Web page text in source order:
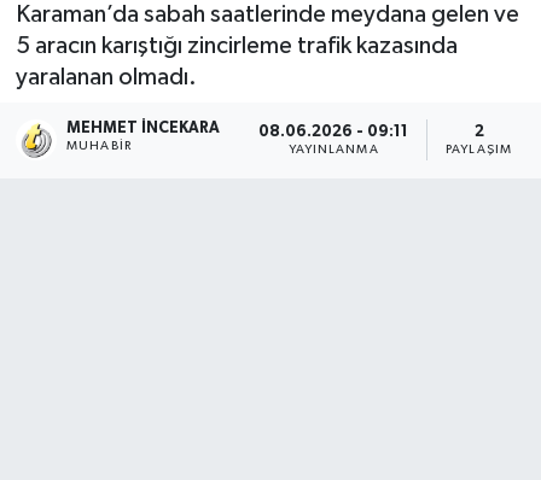
Karaman’da sabah saatlerinde meydana gelen ve
5 aracın karıştığı zincirleme trafik kazasında
yaralanan olmadı.
MEHMET İNCEKARA
MUHABIR
08.06.2026 - 09:11
YAYINLANMA
2
PAYLAŞIM